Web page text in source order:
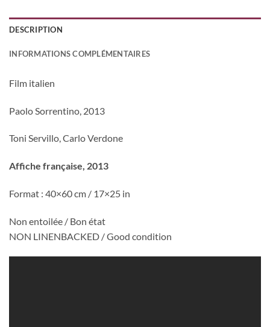
DESCRIPTION
INFORMATIONS COMPLÉMENTAIRES
Film italien
Paolo Sorrentino, 2013
Toni Servillo, Carlo Verdone
Affiche française, 2013
Format : 40×60 cm / 17×25 in
Non entoilée / Bon état
NON LINENBACKED / Good condition